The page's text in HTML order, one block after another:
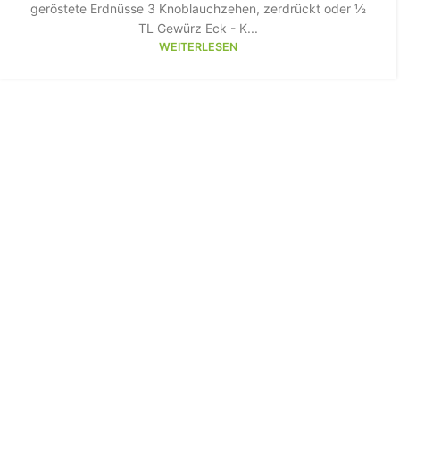
geröstete Erdnüsse 3 Knoblauchzehen, zerdrückt oder ½
TL Gewürz Eck - K...
WEITERLESEN